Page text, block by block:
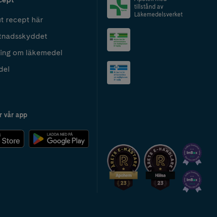
recept här
om läkemedel
vår app
tillstånd av
Läkemedelsverket
2024